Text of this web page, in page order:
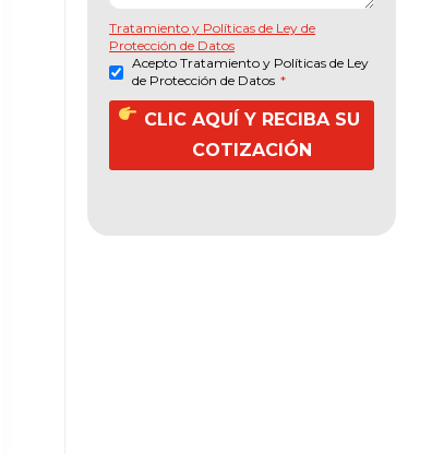
Tratamiento y Políticas de Ley de
Protección de Datos
Acepto Tratamiento y Políticas de Ley
de Protección de Datos *
CLIC AQUÍ Y RECIBA SU
COTIZACIÓN